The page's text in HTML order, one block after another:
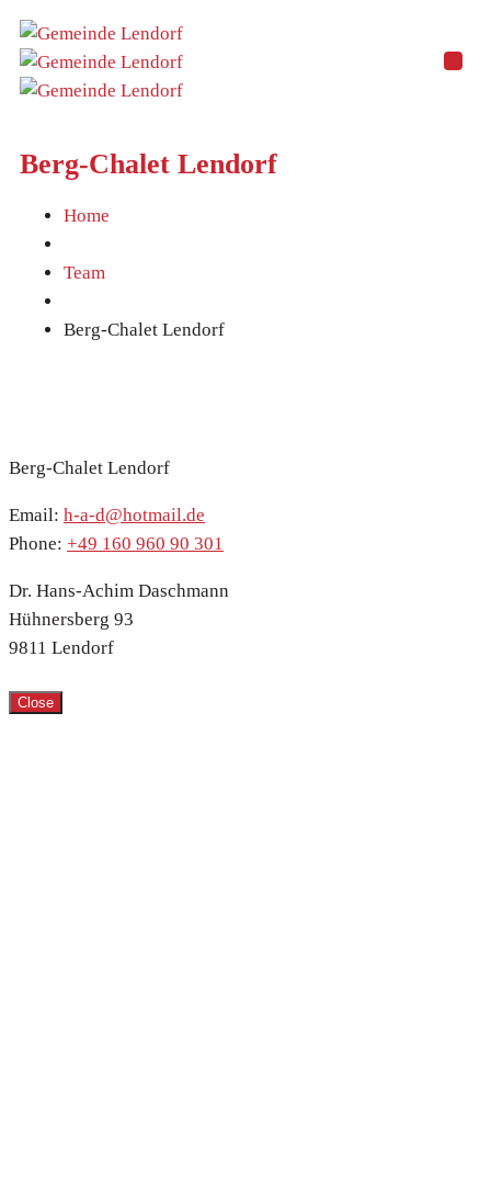
Berg-Chalet Lendorf
Home
Team
Berg-Chalet Lendorf
Berg-Chalet Lendorf
Email: h-a-d@hotmail.de
Phone: +49 160 960 90 301
Dr. Hans-Achim Daschmann
Hühnersberg 93
9811 Lendorf
Close